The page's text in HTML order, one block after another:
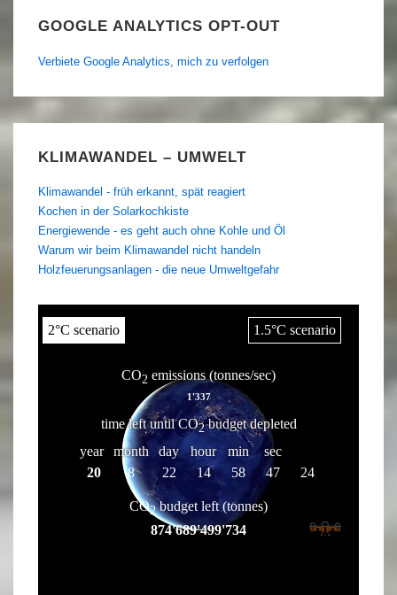
GOOGLE ANALYTICS OPT-OUT
Verbiete Google Analytics, mich zu verfolgen
KLIMAWANDEL – UMWELT
Klimawandel - früh erkannt, spät reagiert
Kochen in der Solarkochkiste
Energiewende - es geht auch ohne Kohle und Öl
Warum wir beim Klimawandel nicht handeln
Holzfeuerungsanlagen - die neue Umweltgefahr